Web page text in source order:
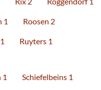
1 Roosen 2
Ruyters 1
1 Schiefelbeins 1